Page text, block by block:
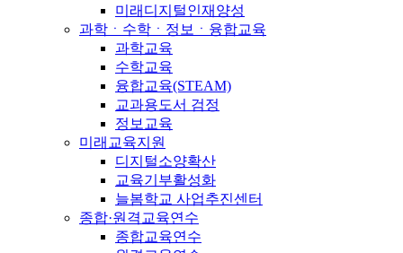
미래디지털인재양성
과학ㆍ수학ㆍ정보ㆍ융합교육
과학교육
수학교육
융합교육(STEAM)
교과용도서 검정
정보교육
미래교육지원
디지털소양확산
교육기부활성화
늘봄학교 사업추진센터
종합·원격교육연수
종합교육연수